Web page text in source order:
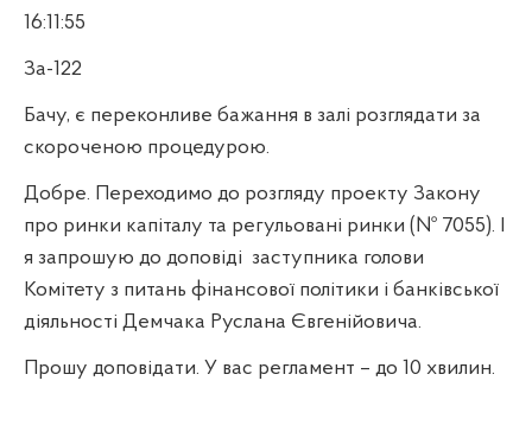
16:11:55
За-122
Бачу, є переконливе бажання в залі розглядати за
скороченою процедурою.
Добре. Переходимо до розгляду проекту Закону
про ринки капіталу та регульовані ринки (№ 7055). І
я запрошую до доповіді заступника голови
Комітету з питань фінансової політики і банківської
діяльності Демчака Руслана Євгенійовича.
Прошу доповідати. У вас регламент – до 10 хвилин.